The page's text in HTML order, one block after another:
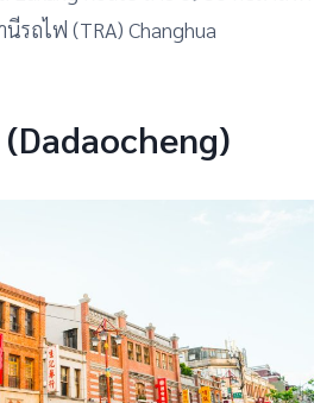
รถไฟ (TRA) Changhua
(Dadaocheng)